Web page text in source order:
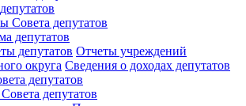
Совета депутатов
депутатов
депутатов Отчеты учреждений
округа Сведения о доходах депутатов
депутатов
депутатов